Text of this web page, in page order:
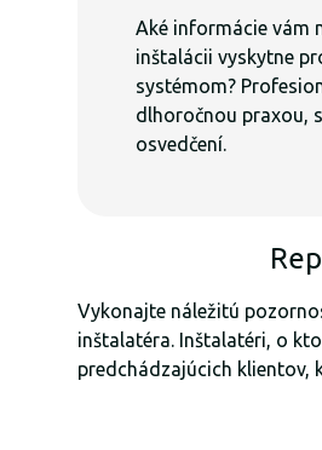
Aké informácie vám
inštalácii vyskytne
systémom?
dlhoročnou praxou,
osvedčení.
Vykonajte náležitú
inštalatéra. Inštalatéri, o
predchádzajúcich klientov,